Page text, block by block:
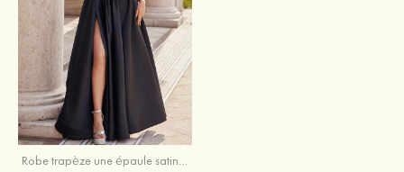
Robe trapèze une épaule satin ras du sol robe de bal